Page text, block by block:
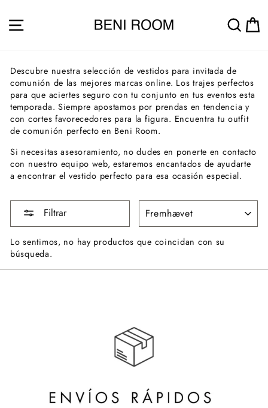
directamenteNAVEGACIÓN
Descubre nuestra selección de vestidos para invitada de
comunión de las mejores marcas online. Los trajes perfectos
para que aciertes seguro con tu conjunto en tus eventos esta
temporada. Siempre apostamos por prendas en tendencia y
con cortes favorecedores para la figura. Encuentra tu outfit
de comunión perfecto en Beni Room.
Si necesitas asesoramiento, no dudes en ponerte en contacto
con nuestro equipo web, estaremos encantados de ayudarte
a encontrar el vestido perfecto para esa ocasión especial.
Filtrar
ORDENAR
Lo sentimos, no hay productos que coincidan con su
búsqueda.